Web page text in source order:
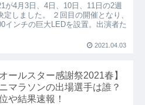
が4月3日、4日、10日、11日の2週
しました。 ２回目の開催となり、
インチの巨大LEDを設置。出演者た
2021.04.03
オールスター感謝祭2021春】
マラソンの出場選手は誰？
や結果速報！